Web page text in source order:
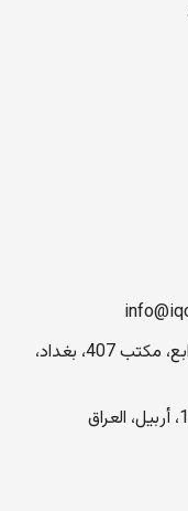
شارع الرواد، عمارة بلو تاور الطابق الرابع، مكتب 407، بغداد،